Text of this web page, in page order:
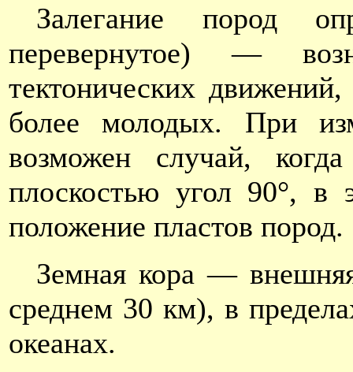
Залегание пород
перевернутое) —
тектонических
более молодых. При
возможен случай,
плоскостью угол 90°, в
положение пластов пород.
Земная кора —
среднем 30 км), в
океанах.